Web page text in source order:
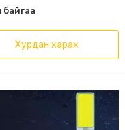
байгаа
Хурдан харах